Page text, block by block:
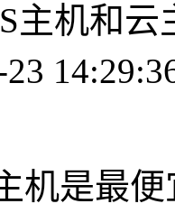
主机和
机是最便